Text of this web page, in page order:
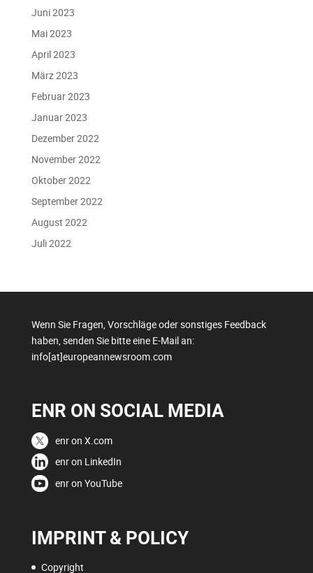
Juni 2023
Mai 2023
April 2023
März 2023
Februar 2023
Januar 2023
Dezember 2022
November 2022
Oktober 2022
September 2022
August 2022
Juli 2022
Wenn Sie Fragen, Vorschläge oder sonstiges Feedback
haben, senden Sie bitte eine E-Mail an:
info[at]europeannewsroom.com
ENR ON SOCIAL MEDIA
enr on X.com
enr on LinkedIn
enr on YouTube
IMPRINT & POLICY
Copyright